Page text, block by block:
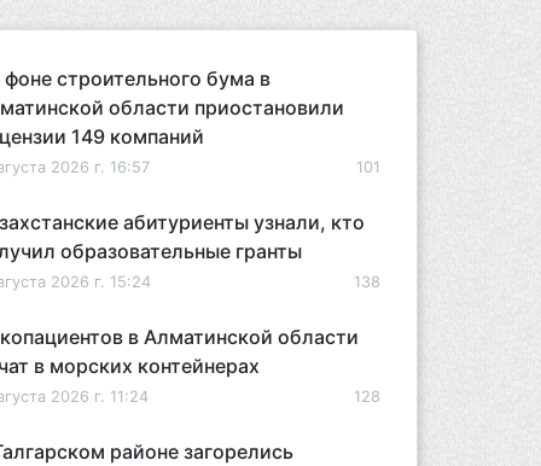
строительного бума в
области приостановили
149 компаний
2026 г. 16:57 101
абитуриенты узнали, кто
образовательные гранты
2026 г. 15:24 138
в Алматинской области
в морских контейнерах
2026 г. 11:24 128
районе загорелись